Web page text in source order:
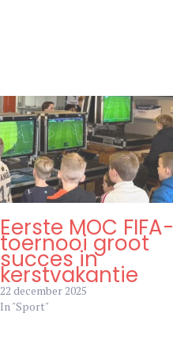
Eerste MOC FIFA-
toernooi groot
succes in
kerstvakantie
22 december 2025
In "Sport"